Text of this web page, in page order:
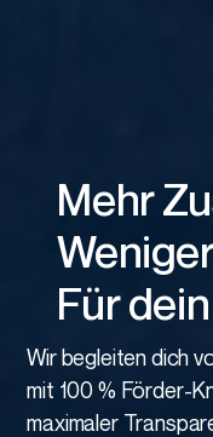
Mehr
Für
Wir begleiten dich
mit 100 % Förder-
maximaler